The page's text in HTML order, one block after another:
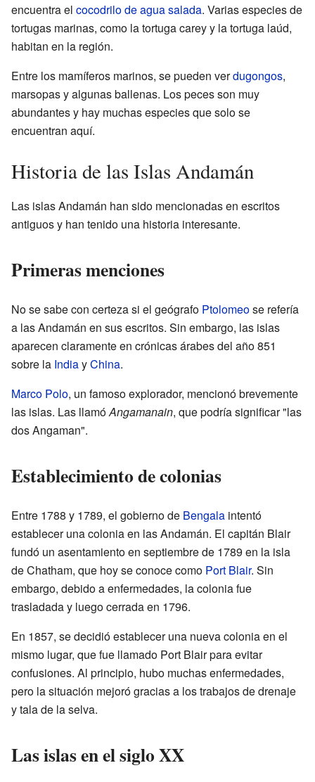
encuentra el cocodrilo de agua salada. Varias especies de
tortugas marinas, como la tortuga carey y la tortuga laúd,
habitan en la región.
Entre los mamíferos marinos, se pueden verdugongos,
marsopas y algunas ballenas. Los peces son muy
abundantes y hay muchas especies que solo se
encuentran aquí.
Historia de las Islas Andamán
Las islas Andamán han sido mencionadas en escritos
antiguos y han tenido una historia interesante.
Primeras menciones
No se sabe con certeza si el geógrafo Ptolomeose refería
a las Andamán en sus escritos. Sin embargo, las islas
aparecen claramente en crónicas árabes del año 851
sobre la IndiayChina.
Marco Polo, un famoso explorador, mencionó brevemente
las islas. Las llamóAngamanain, que podría significar "las
dos Angaman".
Establecimiento de colonias
Entre 1788 y 1789, el gobierno de Bengala intentó
establecer una colonia en las Andamán. El capitán Blair
fundó un asentamiento en septiembre de 1789 en la isla
de Chatham, que hoy se conoce como Port Blair. Sin
embargo, debido a enfermedades, la colonia fue
trasladada y luego cerrada en 1796.
En 1857, se decidió establecer una nueva colonia en el
mismo lugar, que fue llamado Port Blair para evitar
confusiones. Al principio, hubo muchas enfermedades,
pero la situación mejoró gracias a los trabajos de drenaje
y tala de la selva.
Las islas en el siglo XX